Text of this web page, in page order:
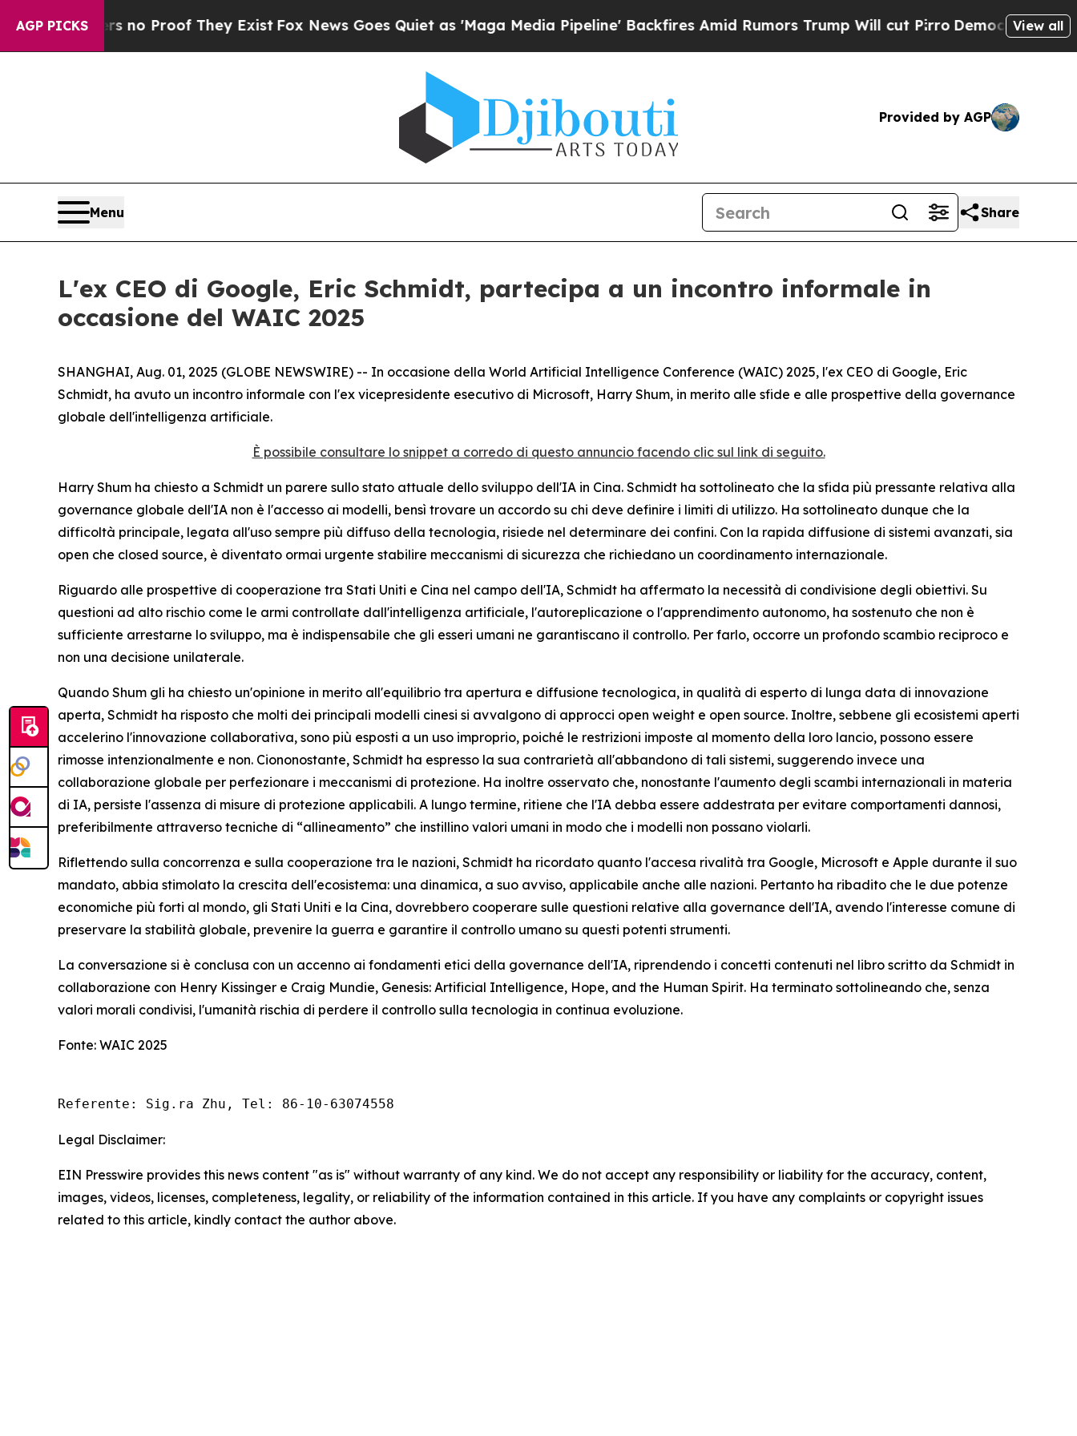
AGP PICKS
Offers no Proof They ExistFox News Goes Quiet as 'Maga Media Pipeline' Backfires Amid Rumors Trump Will cut PirroDemocratic Socialists
View all
Provided by AGP
Menu Share
L'ex CEO di Google, Eric Schmidt, partecipa a un incontro informale in
occasione del WAIC 2025
SHANGHAI, Aug. 01, 2025 (GLOBE NEWSWIRE) -- In occasione della World Artificial Intelligence Conference (WAIC) 2025, l'ex CEO di Google, Eric
Schmidt, ha avuto un incontro informale con l'ex vicepresidente esecutivo di Microsoft, Harry Shum, in merito alle sfide e alle prospettive della governance
globale dell'intelligenza artificiale.
È possibile consultare lo snippet a corredo di questo annuncio facendo clic sul link di seguito.
Harry Shum ha chiesto a Schmidt un parere sullo stato attuale dello sviluppo dell'IA in Cina. Schmidt ha sottolineato che la sfida più pressante relativa alla
governance globale dell'IA non è l'accesso ai modelli, bensì trovare un accordo su chi deve definire i limiti di utilizzo. Ha sottolineato dunque che la
difficoltà principale, legata all'uso sempre più diffuso della tecnologia, risiede nel determinare dei confini. Con la rapida diffusione di sistemi avanzati, sia
open che closed source, è diventato ormai urgente stabilire meccanismi di sicurezza che richiedano un coordinamento internazionale.
Riguardo alle prospettive di cooperazione tra Stati Uniti e Cina nel campo dell'IA, Schmidt ha affermato la necessità di condivisione degli obiettivi. Su
questioni ad alto rischio come le armi controllate dall'intelligenza artificiale, l'autoreplicazione o l'apprendimento autonomo, ha sostenuto che non è
sufficiente arrestarne lo sviluppo, ma è indispensabile che gli esseri umani ne garantiscano il controllo. Per farlo, occorre un profondo scambio reciproco e
non una decisione unilaterale.
Quando Shum gli ha chiesto un'opinione in merito all'equilibrio tra apertura e diffusione tecnologica, in qualità di esperto di lunga data di innovazione
aperta, Schmidt ha risposto che molti dei principali modelli cinesi si avvalgono di approcci open weight e open source. Inoltre, sebbene gli ecosistemi aperti
accelerino l'innovazione collaborativa, sono più esposti a un uso improprio, poiché le restrizioni imposte al momento della loro lancio, possono essere
rimosse intenzionalmente e non. Ciononostante, Schmidt ha espresso la sua contrarietà all'abbandono di tali sistemi, suggerendo invece una
collaborazione globale per perfezionare i meccanismi di protezione. Ha inoltre osservato che, nonostante l'aumento degli scambi internazionali in materia
di IA, persiste l'assenza di misure di protezione applicabili. A lungo termine, ritiene che l'IA debba essere addestrata per evitare comportamenti dannosi,
preferibilmente attraverso tecniche di “allineamento” che instillino valori umani in modo che i modelli non possano violarli.
Riflettendo sulla concorrenza e sulla cooperazione tra le nazioni, Schmidt ha ricordato quanto l'accesa rivalità tra Google, Microsoft e Apple durante il suo
mandato, abbia stimolato la crescita dell'ecosistema: una dinamica, a suo avviso, applicabile anche alle nazioni. Pertanto ha ribadito che le due potenze
economiche più forti al mondo, gli Stati Uniti e la Cina, dovrebbero cooperare sulle questioni relative alla governance dell'IA, avendo l'interesse comune di
preservare la stabilità globale, prevenire la guerra e garantire il controllo umano su questi potenti strumenti.
La conversazione si è conclusa con un accenno ai fondamenti etici della governance dell'IA, riprendendo i concetti contenuti nel libro scritto da Schmidt in
collaborazione con Henry Kissinger e Craig Mundie, Genesis: Artificial Intelligence, Hope, and the Human Spirit. Ha terminato sottolineando che, senza
valori morali condivisi, l'umanità rischia di perdere il controllo sulla tecnologia in continua evoluzione.
Fonte: WAIC 2025
Referente: Sig.ra Zhu, Tel: 86-10-63074558
Legal Disclaimer:
EIN Presswire provides this news content "as is" without warranty of any kind. We do not accept any responsibility or liability for the accuracy, content,
images, videos, licenses, completeness, legality, or reliability of the information contained in this article. If you have any complaints or copyright issues
related to this article, kindly contact the author above.